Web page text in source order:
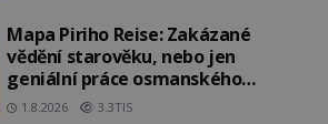
Mapa Piriho Reise: Zakázané
vědění starověku, nebo jen
geniální práce osmanského
admirála?
1.8.2026 3.3TIS